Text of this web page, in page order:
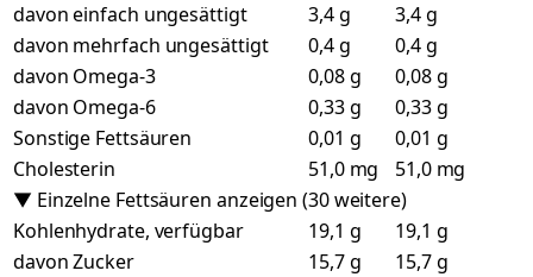
davon einfach ungesättigt
3,4 g
3,4 g
davon mehrfach ungesättigt
0,4 g
0,4 g
davon Omega-3
0,08 g
0,08 g
davon Omega-6
0,33 g
0,33 g
Sonstige Fettsäuren
0,01 g
0,01 g
Cholesterin
51,0 mg
51,0 mg
▼ Einzelne Fettsäuren anzeigen (30 weitere)
Kohlenhydrate, verfügbar
19,1 g
19,1 g
davon Zucker
15,7 g
15,7 g